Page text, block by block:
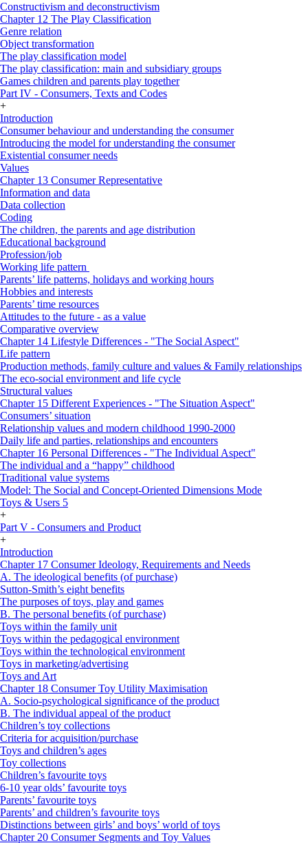
Constructivism and deconstructivism
Chapter 12 The Play Classification
Genre relation
Object transformation
The play classification model
The play classification: main and subsidiary groups
Games children and parents play together
Part IV - Consumers, Texts and Codes
+
Introduction
Consumer behaviour and understanding the consumer
Introducing the model for understanding the consumer
Existential consumer needs
Values
Chapter 13 Consumer Representative
Information and data
Data collection
Coding
The children, the parents and age distribution
Educational background
Profession/job
Working life pattern
Parents’ life patterns, holidays and working hours
Hobbies and interests
Parents’ time resources
Attitudes to the future - as a value
Comparative overview
Chapter 14 Lifestyle Differences - "The Social Aspect"
Life pattern
Production methods, family culture and values & Family relationships
The eco-social environment and life cycle
Structural values
Chapter 15 Different Experiences - "The Situation Aspect"
Consumers’ situation
Relationship values and modern childhood 1990-2000
Daily life and parties, relationships and encounters
Chapter 16 Personal Differences - "The Individual Aspect"
The individual and a “happy” childhood
Traditional value systems
Model: The Social and Concept-Oriented Dimensions Mode
Toys & Users 5
+
Part V - Consumers and Product
+
Introduction
Chapter 17 Consumer Ideology, Requirements and Needs
A. The ideological benefits (of purchase)
Sutton-Smith’s eight benefits
The purposes of toys, play and games
B. The personal benefits (of purchase)
Toys within the family unit
Toys within the pedagogical environment
Toys within the technological environment
Toys in marketing/advertising
Toys and Art
Chapter 18 Consumer Toy Utility Maximisation
A. Socio-psychological significance of the product
B. The individual appeal of the product
Children’s toy collections
Criteria for acquisition/purchase
Toys and children’s ages
Toy collections
Children’s favourite toys
6-10 year olds’ favourite toys
Parents’ favourite toys
Parents’ and children’s favourite toys
Distinctions between girls’ and boys’ world of toys
Chapter 20 Consumer Segments and Toy Values